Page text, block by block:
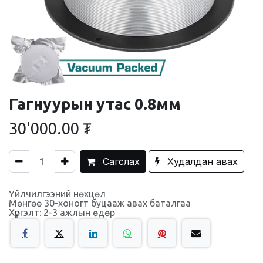
Гагнуурын утас 0.8мм
30'000.00 ₮
Сагслах Худалдан авах
Үйлчилгээний нөхцөл
Мөнгөө 30-хоногт буцааж авах баталгаа
Хүргэлт: 2-3 ажлын өдөр